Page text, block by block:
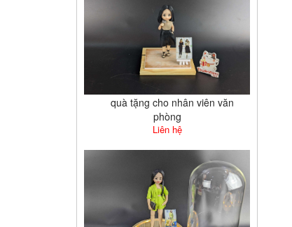
quà tặng cho nhân viên văn
phòng
Liên hệ